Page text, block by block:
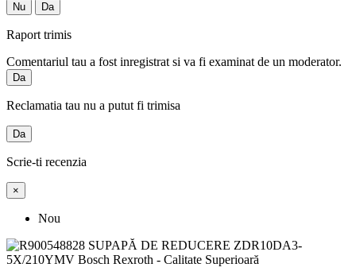
Nu Da
Raport trimis
Comentariul tau a fost inregistrat si va fi examinat de un moderator.
Da
Reclamatia tau nu a putut fi trimisa
Da
Scrie-ti recenzia
×
Nou